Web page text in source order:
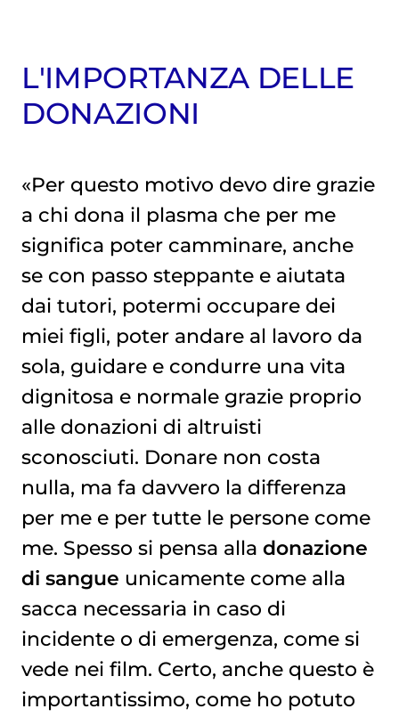
L'IMPORTANZA DELLE
DONAZIONI
«Per questo motivo devo dire grazie
a chi dona il plasma che per me
significa poter camminare, anche
se con passo steppante e aiutata
dai tutori, potermi occupare dei
miei figli, poter andare al lavoro da
sola, guidare e condurre una vita
dignitosa e normale grazie proprio
alle donazioni di altruisti
sconosciuti. Donare non costa
nulla, ma fa davvero la differenza
per me e per tutte le persone come
me. Spesso si pensa alla donazione
di sangue unicamente come alla
sacca necessaria in caso di
incidente o di emergenza, come si
vede nei film. Certo, anche questo è
importantissimo, come ho potuto